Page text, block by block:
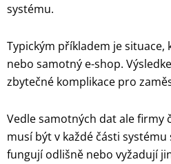
systému.
Typickým příkladem je situace,
nebo samotný e-shop.
zbytečné komplikace pro
Vedle samotných dat ale firmy
musí být v každé části
fungují odlišně nebo vyžadují